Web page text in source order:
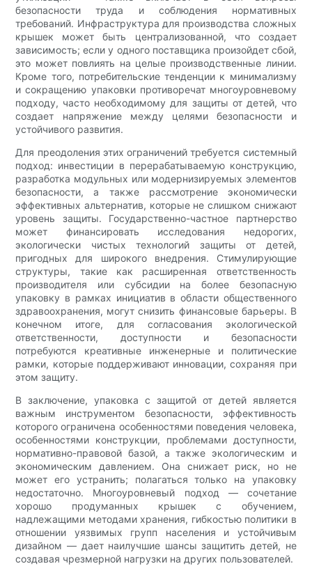
безопасности труда и соблюдения нормативных
требований. Инфраструктура для производства сложных
крышек может быть централизованной, что создает
зависимость; если у одного поставщика произойдет сбой,
это может повлиять на целые производственные линии.
Кроме того, потребительские тенденции к минимализму
и сокращению упаковки противоречат многоуровневому
подходу, часто необходимому для защиты от детей, что
создает напряжение между целями безопасности и
устойчивого развития.
Для преодоления этих ограничений требуется системный
подход: инвестиции в перерабатываемую конструкцию,
разработка модульных или модернизируемых элементов
безопасности, а также рассмотрение экономически
эффективных альтернатив, которые не слишком снижают
уровень защиты. Государственно-частное партнерство
может финансировать исследования недорогих,
экологически чистых технологий защиты от детей,
пригодных для широкого внедрения. Стимулирующие
структуры, такие как расширенная ответственность
производителя или субсидии на более безопасную
упаковку в рамках инициатив в области общественного
здравоохранения, могут снизить финансовые барьеры. В
конечном итоге, для согласования экологической
ответственности, доступности и безопасности
потребуются креативные инженерные и политические
рамки, которые поддерживают инновации, сохраняя при
этом защиту.
В заключение, упаковка с защитой от детей является
важным инструментом безопасности, эффективность
которого ограничена особенностями поведения человека,
особенностями конструкции, проблемами доступности,
нормативно-правовой базой, а также экологическим и
экономическим давлением. Она снижает риск, но не
может его устранить; полагаться только на упаковку
недостаточно. Многоуровневый подход — сочетание
хорошо продуманных крышек с обучением,
надлежащими методами хранения, гибкостью политики в
отношении уязвимых групп населения и устойчивым
дизайном — дает наилучшие шансы защитить детей, не
создавая чрезмерной нагрузки на других пользователей.